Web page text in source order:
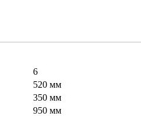
6
520 мм
350 мм
950 мм